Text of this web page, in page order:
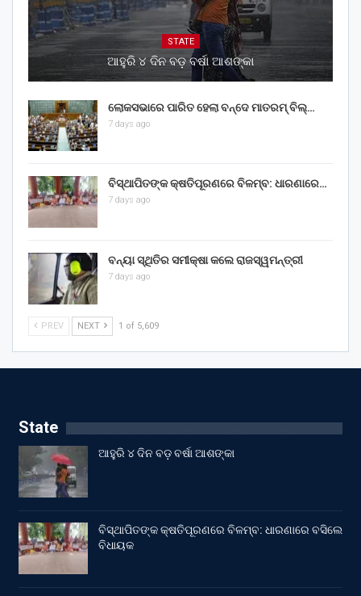
STATE
ଆହୁରି ୪ ଦିନ ବଡ଼ ବର୍ଷା ଆଶଙ୍କା
ଲୋକସଭାରେ ପାରିତ ହେଲା ବନ୍ଦେ ମାତରମ୍‌ ବିଲ୍‌…
7 days ago
ବିସ୍ଥାପିତଙ୍କ କ୍ଷତିପୂରଣରେ ବିଳମ୍ବ: ଧାରଣାରେ…
7 days ago
ବନ୍ୟା ସ୍ଥିତିର ସମୀକ୍ଷା କଲେ ରାଜସ୍ୱମନ୍ତ୍ରୀ
7 days ago
PREV NEXT 1 of 5,609
State
ଆହୁରି ୪ ଦିନ ବଡ଼ ବର୍ଷା ଆଶଙ୍କା
ବିସ୍ଥାପିତଙ୍କ କ୍ଷତିପୂରଣରେ ବିଳମ୍ବ: ଧାରଣାରେ ବସିଲେ
ବିଧାୟକ